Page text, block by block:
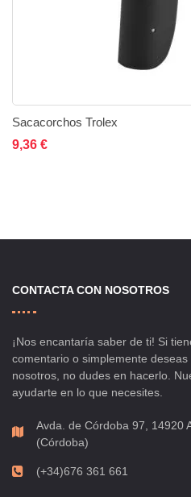
Sacacorchos Trolex
9,36 €
CONTACTA CON NOSOTROS
¡Nos encantaría saber de ti! Si
comentario o simplemente
nosotros, no dudes en hacerlo.
ayudarte en lo que necesites.
Avda. de Córdoba 97, 14920
(Córdoba)
(+34)676 361 661